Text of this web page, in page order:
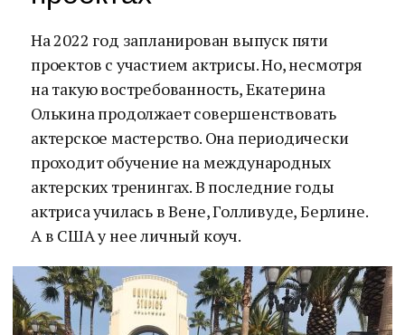
На 2022 год запланирован выпуск пяти
проектов с участием актрисы. Но, несмотря
на такую востребованность, Екатерина
Олькина продолжает совершенствовать
актерское мастерство. Она периодически
проходит обучение на международных
актерских тренингах. В последние годы
актриса училась в Вене, Голливуде, Берлине.
А в США у нее личный коуч.